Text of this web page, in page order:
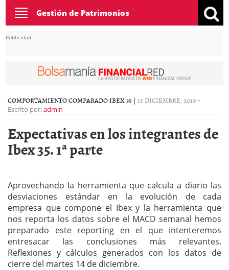
Toggle
navigation
Gestión de Patrimonios
Publicidad
COMPORTAMIENTO COMPARADO IBEX 35 | 15 DICIEMBRE, 2010-
Escrito por:admin
Expectativas en los integrantes de
Ibex 35. 1ª parte
Aprovechando la herramienta que calcula a diario las
desviaciones estándar en la evolución de cada
empresa que compone el Ibex y la herramienta que
nos reporta los datos sobre el MACD semanal hemos
preparado este reporting en el que intenteremos
entresacar las conclusiones más relevantes.
Reflexiones y cálculos generados con los datos de
cierre del martes 14 de diciembre.